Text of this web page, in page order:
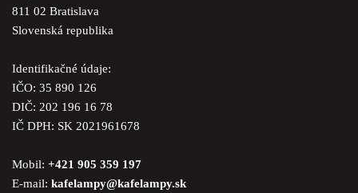
811 02 Bratislava
Slovenská republika
Identifikačné údaje:
IČO: 35 890 126
DIČ: 202 196 16 78
IČ DPH: SK 2021961678
Mobil: +421 905 359 197
E-mail: kafelampy@kafelampy.sk